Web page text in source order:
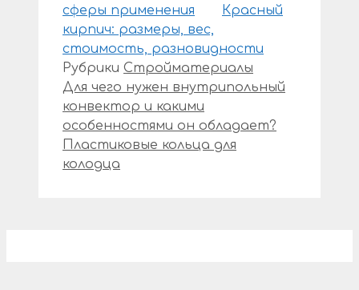
сферы применения
Красный
кирпич: размеры, вес,
стоимость, разновидности
Рубрики Стройматериалы
Для чего нужен внутрипольный
конвектор и какими
особенностями он обладает?
Пластиковые кольца для
колодца